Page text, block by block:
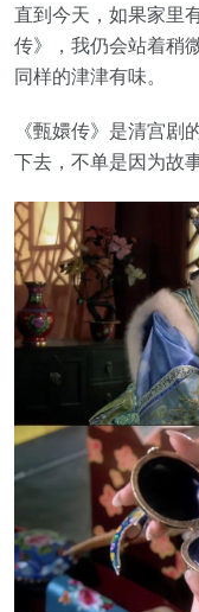
直到今天，如果家里
传》，我仍会站着稍
同样的津津有味。
《甄嬛传》是清宫剧
下去，不单是因为故